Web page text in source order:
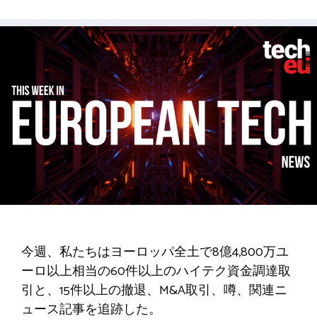
今週、私たちはヨーロッパ全土で8億4,800万ユ
ーロ以上相当の60件以上のハイテク資金調達取
引と、15件以上の撤退、M&A取引、噂、関連ニ
ュース記事を追跡した。